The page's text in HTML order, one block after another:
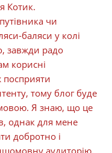
Котик.
чи
баляси у колі
завжди радо
корисні
тому блог буде
Я знаю, що це
однак для мене
добротно і